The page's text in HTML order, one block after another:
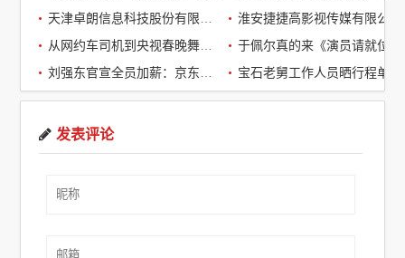
淮安捷捷高影视传媒有限公司
发表评论